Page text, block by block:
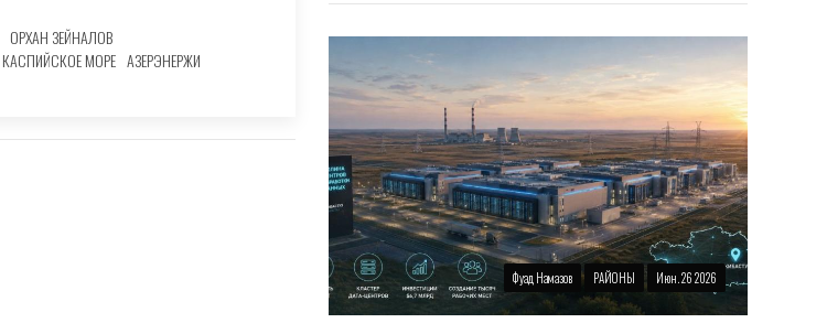
ОРХАН ЗЕЙНАЛОВ
КАСПИЙСКОЕ МОРЕ АЗЕРЭНЕРЖИ
Фуад Намазов РАЙОНЫ Июн. 26 2026